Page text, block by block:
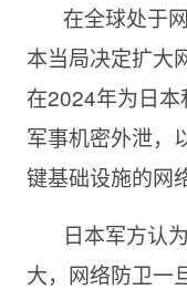
在全球处于
本当局决定扩大
在2024年为日
军事机密外泄，
键基础设施的网
日本军方认
大，网络防卫一